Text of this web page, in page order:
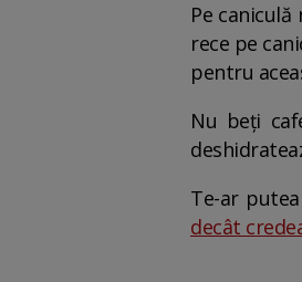
Pe
rece pe
pentru
Nu beți
Te-ar
decât